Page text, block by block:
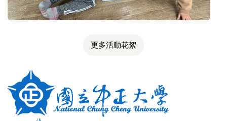
更多活動花絮